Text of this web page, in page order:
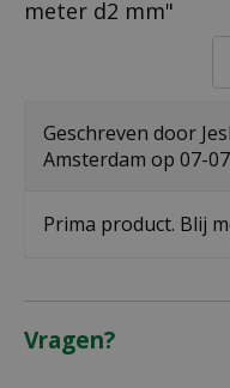
meter d2 mm"
Geschreven door
Amsterdam op 07-
Prima product. Blij
Vragen?